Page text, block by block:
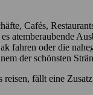
Cafés,
atemberaubende
fahren oder die
der schönsten
reisen, fällt eine